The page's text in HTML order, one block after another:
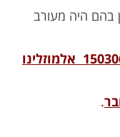
בהם היה מעורב
"א 150306-02 אלמוזלינו
.